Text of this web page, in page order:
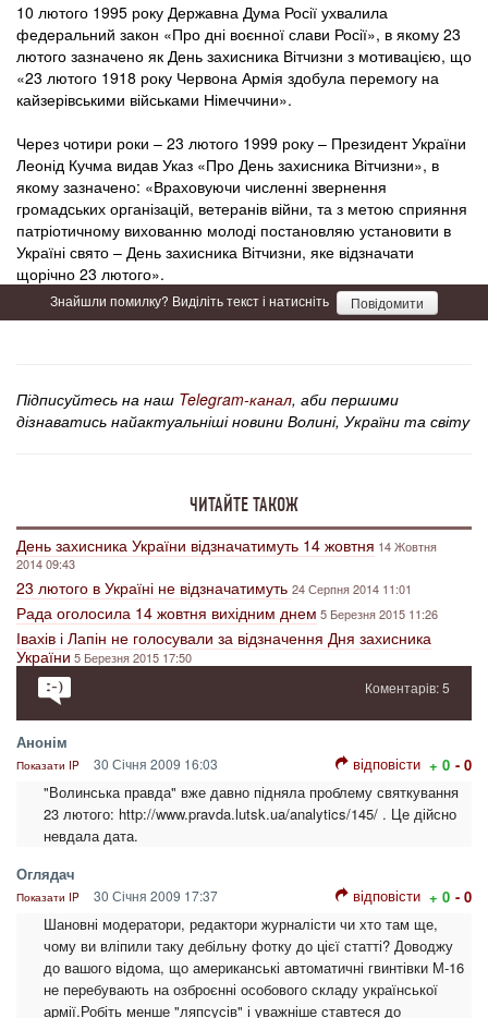
10 лютого 1995 року Державна Дума Росії ухвалила
федеральний закон «Про дні воєнної слави Росії», в якому 23
лютого зазначено як День захисника Вітчизни з мотивацією, що
«23 лютого 1918 року Червона Армія здобула перемогу на
кайзерівськими військами Німеччини».
Через чотири роки – 23 лютого 1999 року – Президент України
Леонід Кучма видав Указ «Про День захисника Вітчизни», в
якому зазначено: «Враховуючи численні звернення
громадських організацій, ветеранів війни, та з метою сприяння
патріотичному вихованню молоді постановляю установити в
Україні свято – День захисника Вітчизни, яке відзначати
щорічно 23 лютого».
Знайшли помилку? Виділіть текст і натисніть Повідомити
Підписуйтесь на наш Telegram-канал, аби першими
дізнаватись найактуальніші новини Волині, України та світу
ЧИТАЙТЕ ТАКОЖ
День захисника України відзначатимуть 14 жовтня 14 Жовтня
2014 09:43
23 лютого в Україні не відзначатимуть 24 Серпня 2014 11:01
Рада оголосила 14 жовтня вихідним днем 5 Березня 2015 11:26
Івахів і Лапін не голосували за відзначення Дня захисника
України5 Березня 2015 17:50
Коментарів: 5
Анонім
Показати IP 30 Січня 2009 16:03 відповісти + 0 - 0
"Волинська правда" вже давно підняла проблему святкування
23 лютого: http://www.pravda.lutsk.ua/analytics/145/ . Це дійсно
невдала дата.
Оглядач
Показати IP 30 Січня 2009 17:37 відповісти + 0 - 0
Шановні модератори, редактори журналісти чи хто там ще,
чому ви вліпили таку дебільну фотку до цієї статті? Доводжу
до вашого відома, що американські автоматичні гвинтівки М-16
не перебувають на озброєнні особового складу української
армії.Робіть менше "ляпсусів" і уважніше ставтеся до